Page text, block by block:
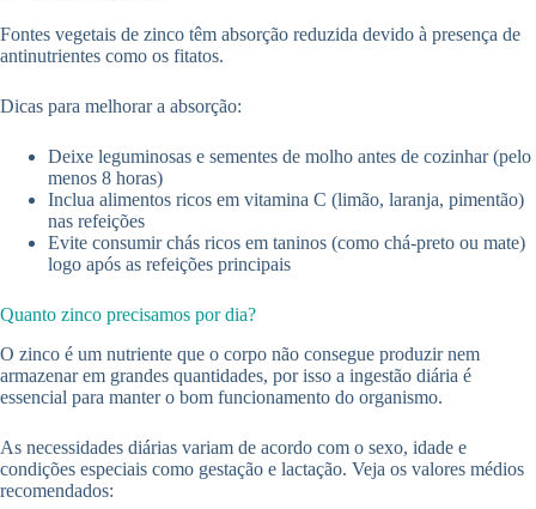
Fontes vegetais de zinco têm absorção reduzida devido à presença de
antinutrientes como os fitatos.
Dicas para melhorar a absorção:
Deixe leguminosas e sementes de molho antes de cozinhar (pelo
menos 8 horas)
Inclua alimentos ricos em vitamina C (limão, laranja, pimentão)
nas refeições
Evite consumir chás ricos em taninos (como chá-preto ou mate)
logo após as refeições principais
Quanto zinco precisamos por dia?
O zinco é um nutriente que o corpo não consegue produzir nem
armazenar em grandes quantidades, por isso a ingestão diária é
essencial para manter o bom funcionamento do organismo.
As necessidades diárias variam de acordo com o sexo, idade e
condições especiais como gestação e lactação. Veja os valores médios
recomendados: